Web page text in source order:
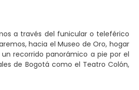
a través del funicular o teleférico
hacia el Museo de Oro, hogar
recorrido panorámico a pie por el
de Bogotá como el Teatro Colón,